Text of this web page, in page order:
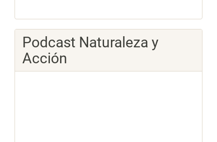
Podcast Naturaleza y
Acción